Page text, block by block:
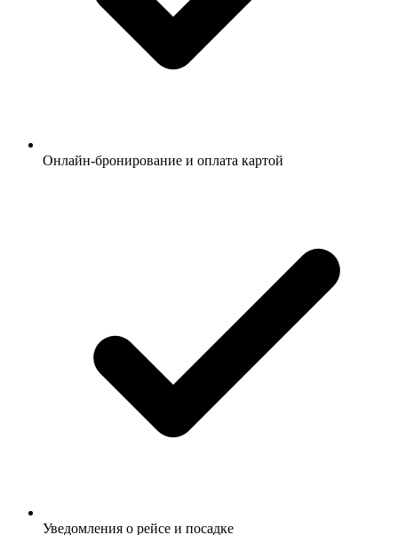
Онлайн-бронирование и оплата картой
Уведомления о рейсе и посадке